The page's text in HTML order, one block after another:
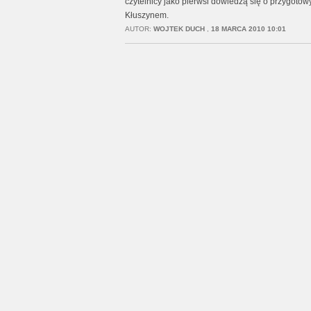
Kłuszynem.
AUTOR: WOJTEK DUCH, 18 MARCA 2010 10:01